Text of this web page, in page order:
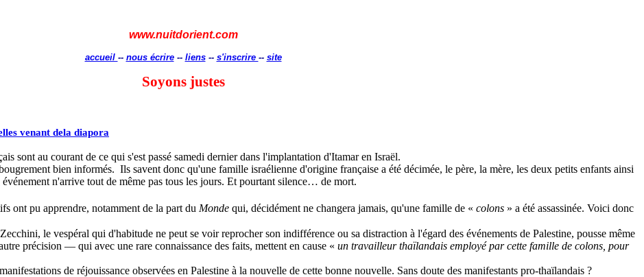
www.nuitdorient.com
accueil -- nous écrire-- liens-- s'inscrire -- site
Soyons justes
venant dela diapora
sont au courant de ce qui s'est passé samedi dernier dans l'implantation d'Itamaren Israël.
bien informés. Ils savent donc qu'une famille israélienne d'origine française a été décimée, le père, la mère, les deux petits enfants ainsi
n'arrive tout de même pas tous les jours. Et pourtant silence… de mort.
ont pu apprendre, notamment de la part du Monde qui, décidément ne changera jamais, qu'une famille de « colons » a été assassinée. Voici donc
Zecchini, le vespéral qui d'habitude ne peut se voir reprocher son indifférence ou sa distraction à l'égard des événements de Palestine, pousse même
précision — qui avec une rare connaissance des faits, mettent en cause « un travailleur thaïlandais employé par cette famille de colons, pour
de réjouissance observées en Palestine à la nouvelle de cette bonne nouvelle. Sans doute des manifestants pro-thaïlandais ?